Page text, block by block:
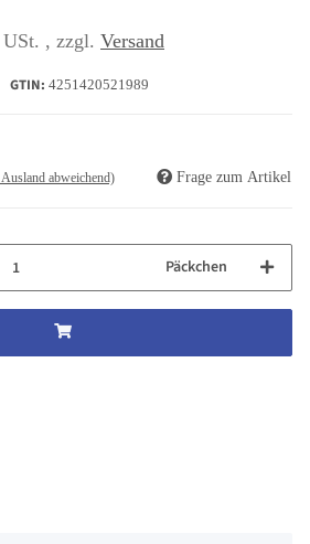
, zzgl. Versand
GTIN: 4251420521989
abweichend) Frage zum Artikel
Päckchen